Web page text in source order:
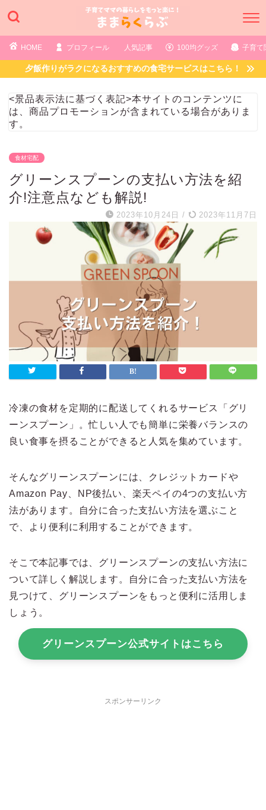
HOME プロフィール 人気記事 100均グッズ 子育て
夕飯作りがラクになるおすすめの食宅サービスはこちら！
<景品表示法に基づく表記>本サイトのコンテンツに
は、商品プロモーションが含まれている場合がありま
す。
食材宅配
グリーンスプーンの支払い方法を紹
介!注意点なども解説!
2023年10月24日 / 2023年11月7日
冷凍の食材を定期的に配送してくれるサービス「グリ
ーンスプーン」。忙しい人でも簡単に栄養バランスの
良い食事を摂ることができると人気を集めています。
そんなグリーンスプーンには、クレジットカードや
Amazon Pay、NP後払い、楽天ペイの4つの支払い方
法があります。自分に合った支払い方法を選ぶこと
で、より便利に利用することができます。
そこで本記事では、グリーンスプーンの支払い方法に
ついて詳しく解説します。自分に合った支払い方法を
見つけて、グリーンスプーンをもっと便利に活用しま
しょう。
グリーンスプーン公式サイトはこちら
スポンサーリンク